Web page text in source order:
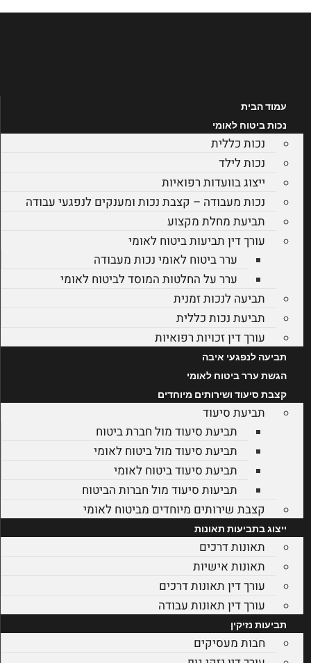
עמוד הבית
נכות ביטוח לאומי
נכות כללית
נכות לילד
ייצוג בוועדות רפואיות
נכות מעבודה – קצבת נכות ומענקים לנפגעי עבודה
תביעת מחלת מקצוע
עורך דין תביעות ביטוח לאומי
ערר ביטוח לאומי נכות מעבודה
ערר על החלטות המוסד לביטוח לאומי
תביעה לנכות זמנית
תביעת נכות כללית
עורך דין זכויות רפואיות
תביעה לנפגעי איבה
הגשת ערר ביטוח לאומי
קצבת סיעוד ושירותים מיוחדים
תביעת סיעוד
תביעת סיעוד מול חברת ביטוח
תביעת סיעוד מול ביטוח לאומי
תביעת סיעוד ביטוח לאומי
תביעות סיעוד מול חברות הביטוח
קצבת שירותים מיוחדים מביטוח לאומי
ייצוג בתביעות תאונות
תאונות דרכים
תאונות אישיות
עורך דין תאונות דרכים
עורך דין תאונות עבודה
תביעות נזיקין
חבות מעסיקים